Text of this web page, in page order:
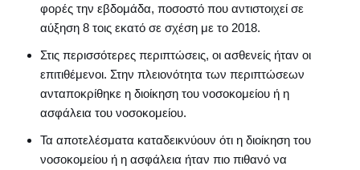
φορές την εβδομάδα, ποσοστό που αντιστοιχεί σε
αύξηση 8 τοις εκατό σε σχέση με το 2018.
Στις περισσότερες περιπτώσεις, οι ασθενείς ήταν οι
επιτιθέμενοι. Στην πλειονότητα των περιπτώσεων
ανταποκρίθηκε η διοίκηση του νοσοκομείου ή η
ασφάλεια του νοσοκομείου.
Τα αποτελέσματα καταδεικνύουν ότι η διοίκηση του
νοσοκομείου ή η ασφάλεια ήταν πιο πιθανό να